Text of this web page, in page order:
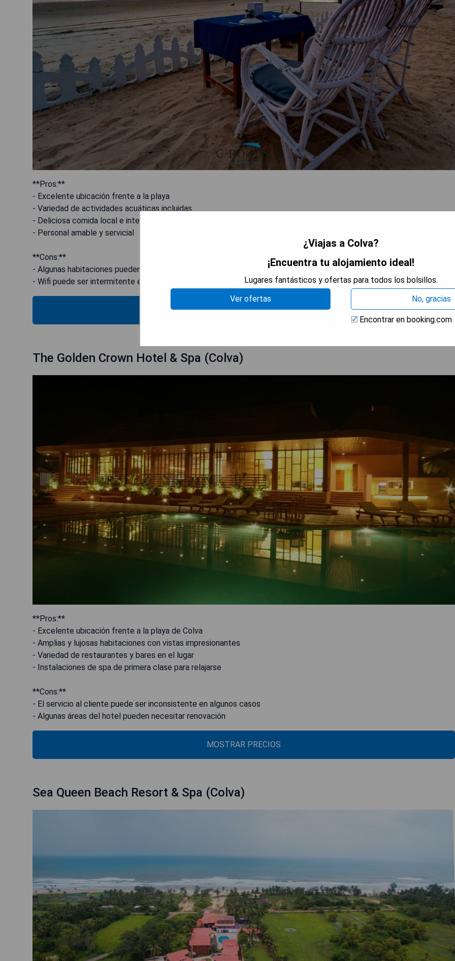
**Pros:**
- Excelente ubicación frente a la playa
- Variedad de actividades acuáticas incluidas
- Deliciosa comida local e internacional
- Personal amable y servicial
**Cons:**
- Algunas habitaciones pueden necesitar renovación
- Wifi puede ser intermitente en algunas áreas
MOSTRAR PRECIOS
The Golden Crown Hotel & Spa (Colva)
**Pros:**
- Excelente ubicación frente a la playa de Colva
- Amplias y lujosas habitaciones con vistas impresionantes
- Variedad de restaurantes y bares en el lugar
- Instalaciones de spa de primera clase para relajarse
**Cons:**
- El servicio al cliente puede ser inconsistente en algunos casos
- Algunas áreas del hotel pueden necesitar renovación
MOSTRAR PRECIOS
Sea Queen Beach Resort & Spa (Colva)
¿Viajas a Colva?
¡Encuentra tu alojamiento ideal!
Lugares fantásticos y ofertas para todos los bolsillos.
Ver ofertas
No, gracias
Encontrar en booking.com